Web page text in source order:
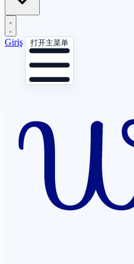
Giriş 打开主菜单